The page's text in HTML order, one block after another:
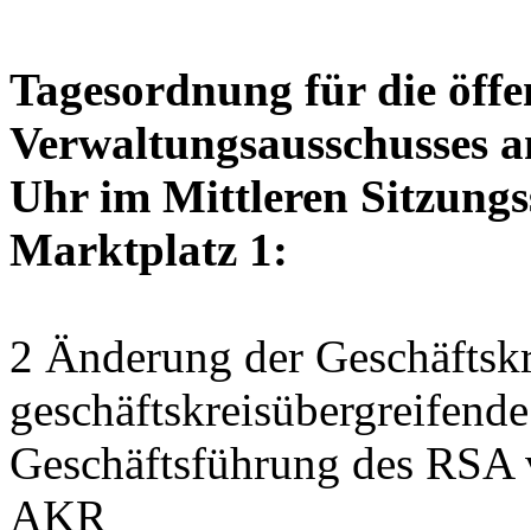
Tagesordnung für die
Verwaltungsausschusses
Uhr im Mittleren
Marktplatz 1:
2 Änderung der
Geschäftsführung des
AKR